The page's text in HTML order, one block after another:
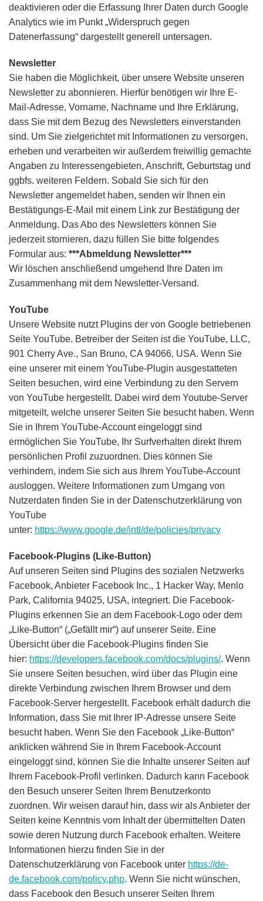
deaktivieren oder die Erfassung Ihrer Daten durch Google
Analytics wie im Punkt „Widerspruch gegen
Datenerfassung“ dargestellt generell untersagen.
Newsletter
Sie haben die Möglichkeit, über unsere Website unseren
Newsletter zu abonnieren. Hierfür benötigen wir Ihre E-
Mail-Adresse, Vorname, Nachname und Ihre Erklärung,
dass Sie mit dem Bezug des Newsletters einverstanden
sind. Um Sie zielgerichtet mit Informationen zu versorgen,
erheben und verarbeiten wir außerdem freiwillig gemachte
Angaben zu Interessengebieten, Anschrift, Geburtstag und
ggbfs. weiteren Feldern. Sobald Sie sich für den
Newsletter angemeldet haben, senden wir Ihnen ein
Bestätigungs-E-Mail mit einem Link zur Bestätigung der
Anmeldung. Das Abo des Newsletters können Sie
jederzeit stornieren, dazu füllen Sie bitte folgendes
Formular aus: ***Abmeldung Newsletter***
Wir löschen anschließend umgehend Ihre Daten im
Zusammenhang mit dem Newsletter-Versand.
YouTube
Unsere Website nutzt Plugins der von Google betriebenen
Seite YouTube. Betreiber der Seiten ist die YouTube, LLC,
901 Cherry Ave., San Bruno, CA 94066, USA. Wenn Sie
eine unserer mit einem YouTube-Plugin ausgestatteten
Seiten besuchen, wird eine Verbindung zu den Servern
von YouTube hergestellt. Dabei wird dem Youtube-Server
mitgeteilt, welche unserer Seiten Sie besucht haben. Wenn
Sie in Ihrem YouTube-Account eingeloggt sind
ermöglichen Sie YouTube, Ihr Surfverhalten direkt Ihrem
persönlichen Profil zuzuordnen. Dies können Sie
verhindern, indem Sie sich aus Ihrem YouTube-Account
ausloggen. Weitere Informationen zum Umgang von
Nutzerdaten finden Sie in der Datenschutzerklärung von
YouTube
unter: https://www.google.de/intl/de/policies/privacy
Facebook-Plugins (Like-Button)
Auf unseren Seiten sind Plugins des sozialen Netzwerks
Facebook, Anbieter Facebook Inc., 1 Hacker Way, Menlo
Park, California 94025, USA, integriert. Die Facebook-
Plugins erkennen Sie an dem Facebook-Logo oder dem
„Like-Button“ („Gefällt mir“) auf unserer Seite. Eine
Übersicht über die Facebook-Plugins finden Sie
hier: https://developers.facebook.com/docs/plugins/. Wenn
Sie unsere Seiten besuchen, wird über das Plugin eine
direkte Verbindung zwischen Ihrem Browser und dem
Facebook-Server hergestellt. Facebook erhält dadurch die
Information, dass Sie mit Ihrer IP-Adresse unsere Seite
besucht haben. Wenn Sie den Facebook „Like-Button“
anklicken während Sie in Ihrem Facebook-Account
eingeloggt sind, können Sie die Inhalte unserer Seiten auf
Ihrem Facebook-Profil verlinken. Dadurch kann Facebook
den Besuch unserer Seiten Ihrem Benutzerkonto
zuordnen. Wir weisen darauf hin, dass wir als Anbieter der
Seiten keine Kenntnis vom Inhalt der übermittelten Daten
sowie deren Nutzung durch Facebook erhalten. Weitere
Informationen hierzu finden Sie in der
Datenschutzerklärung von Facebook unter https://de-
de.facebook.com/policy.php. Wenn Sie nicht wünschen,
dass Facebook den Besuch unserer Seiten Ihrem